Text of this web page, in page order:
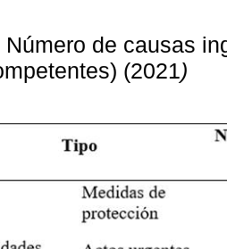
Número de causas
(2021)